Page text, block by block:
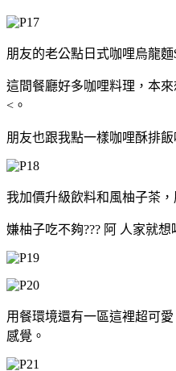
朋友的老公點日式咖哩烏龍麵
這間餐廳好多咖哩料理，本
<。
朋友也跟我點一樣咖哩酥排
我加價升級飲料和風柚子茶
嫌柚子吃不夠??? 阿 人家就
用餐環境還有一區這裡超可愛
感覺。